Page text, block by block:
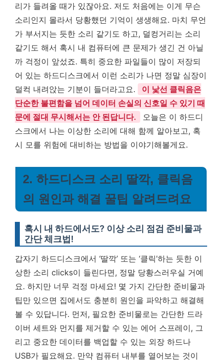
리가 들려올 때가 있잖아요. 저도 처음에는 이게 무슨
소리인지 몰라서 당황했던 기억이 생생해요. 마치 무언
가 부서지는 듯한 소리 같기도 하고, 덜컹거리는 소리
같기도 해서 혹시 내 컴퓨터에 큰 문제가 생긴 건 아닐
까 걱정이 앞섰죠. 특히 중요한 파일들이 많이 저장되
어 있는 하드디스크에서 이런 소리가 나면 정말 심장이
덜컥 내려앉는 기분이 들더라고요.
이 낯선 클릭음은
단순한 불편함을 넘어 데이터 손실의 신호일 수 있기 때
문에 절대 무시해서는 안 된답니다.
오늘은 이 하드디
스크에서 나는 이상한 소리에 대해 함께 알아보고, 혹
시 모를 위험에 대비하는 방법을 이야기해볼게요.
2. 하드디스크 소리 딸깍, 클릭음
의 원인과 해결 꿀팁 알려드려요
혹시 내 하드에서도? 이상 소리 점검 준비물과
간단 체크법!
갑자기 하드디스크에서 ‘딸깍’ 또는 ‘클릭’하는 듯한 이
상한 소리 clicks이 들린다면, 정말 당황스러우실 거예
요. 하지만 너무 걱정 마세요! 몇 가지 간단한 준비물과
팁만 있으면 집에서도 충분히 원인을 파악하고 해결해
볼 수 있답니다. 먼저, 필요한 준비물로는 간단한 드라
이버 세트와 먼지를 제거할 수 있는 에어 스프레이, 그
리고 중요한 데이터를 백업할 수 있는 외장 하드나
USB가 필요해요. 만약 컴퓨터 내부를 열어보는 것이